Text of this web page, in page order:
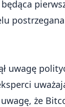
uwagę
że